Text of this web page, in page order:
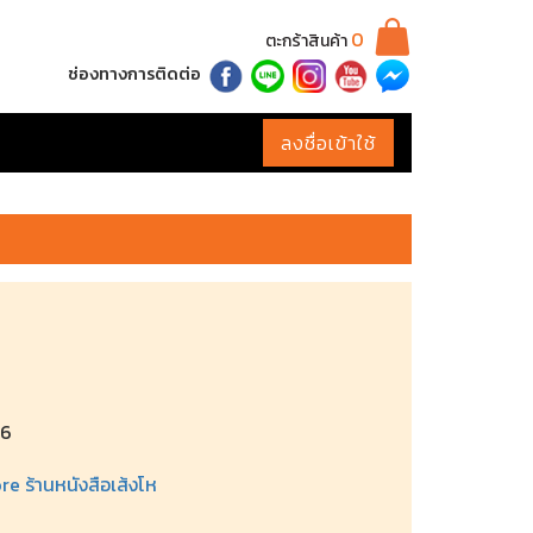
ตะกร้าสินค้า0
ช่องทางการติดต่อ
ลงชื่อเข้าใช้
ร้านหนังสือเส้งโห